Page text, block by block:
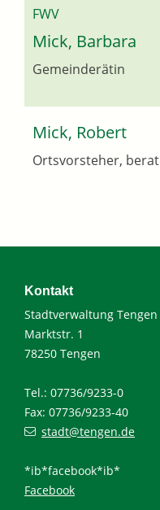
FWV
Mick, Barbara
Gemeinderätin
Mick, Robert
Ortsvorsteher,
Kontakt
Stadtverwaltung Tengen
Marktstr. 1
78250 Tengen
Tel.: 07736/9233-0
Fax: 07736/9233-40
stadt@tengen.de
*ib*facebook*ib*
Facebook